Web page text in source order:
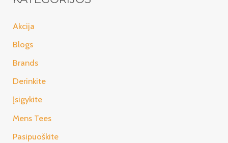
Akcija
Blogs
Brands
Derinkite
Įsigykite
Mens Tees
Pasipuoškite